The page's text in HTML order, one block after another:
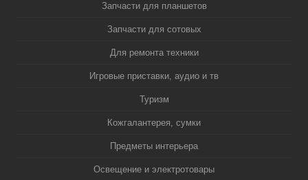
Запчасти для планшетов
Запчасти для сотовых
Для ремонта техники
Игровые приставки, аудио и тв
Туризм
Кожгалантерея, сумки
Предметы интерьера
Освещение и электротовары